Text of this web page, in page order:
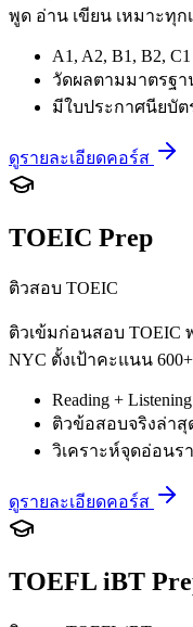
พูด อ่าน เขียน เหมาะทุก
A1, A2, B1, B2, C1
วัดผลตามมาตรฐา
มีใบประกาศนียบัต
ดูรายละเอียดคอร์ส
TOEIC Prep
ติวสอบ TOEIC
ติวเข้มก่อนสอบ TOEIC
NYC ตั้งเป้าคะแนน
Reading + Listening
ติวข้อสอบจริงล่าสุ
วิเคราะห์จุดอ่อนร
ดูรายละเอียดคอร์ส
TOEFL iBT